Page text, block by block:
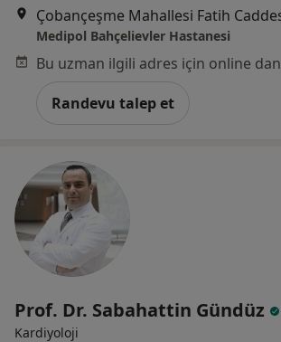
Medipol Bahçelievler Hastanesi
Randevu talep et
Prof. Dr. Sabahattin Gündüz
Kardiyoloji